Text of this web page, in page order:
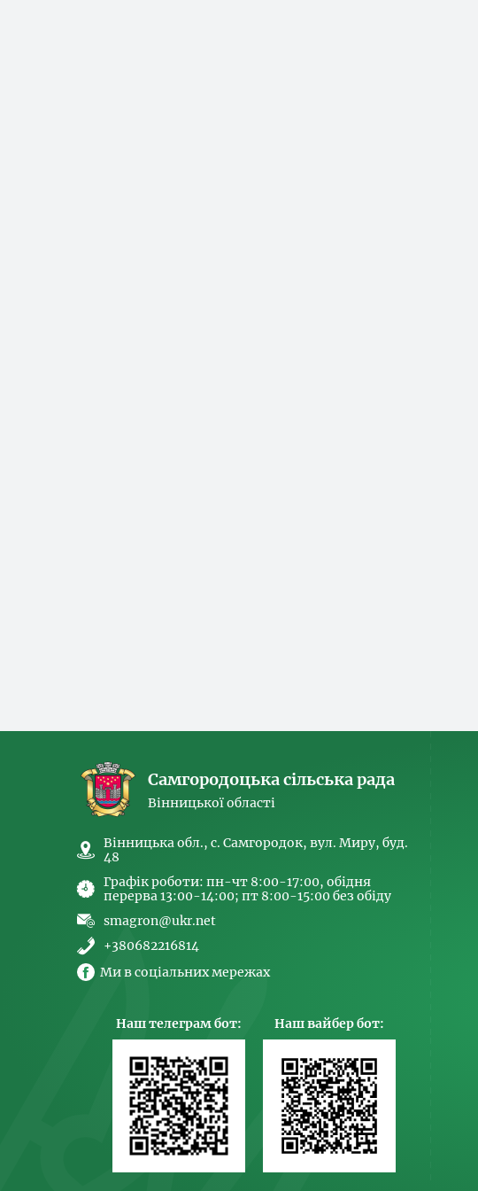
Самгородоцька сільська рада
Вінницької області
Вінницька обл., с. Самгородок, вул. Миру, буд.
48
Графік роботи: пн-чт 8:00-17:00, обідня
перерва 13:00-14:00; пт 8:00-15:00 без обіду
smagron@ukr.net
+380682216814
Ми в соціальних мережах
Наш телеграм бот: Наш вайбер бот: